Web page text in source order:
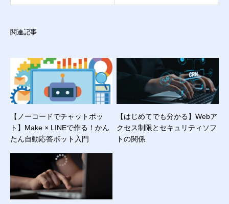
関連記事
【ノーコードでチャットボッ
ト】Make × LINEで作る！かん
たん自動応答ボット入門
【はじめてでも分かる】Webア
クセス制限とセキュリティソフ
トの関係